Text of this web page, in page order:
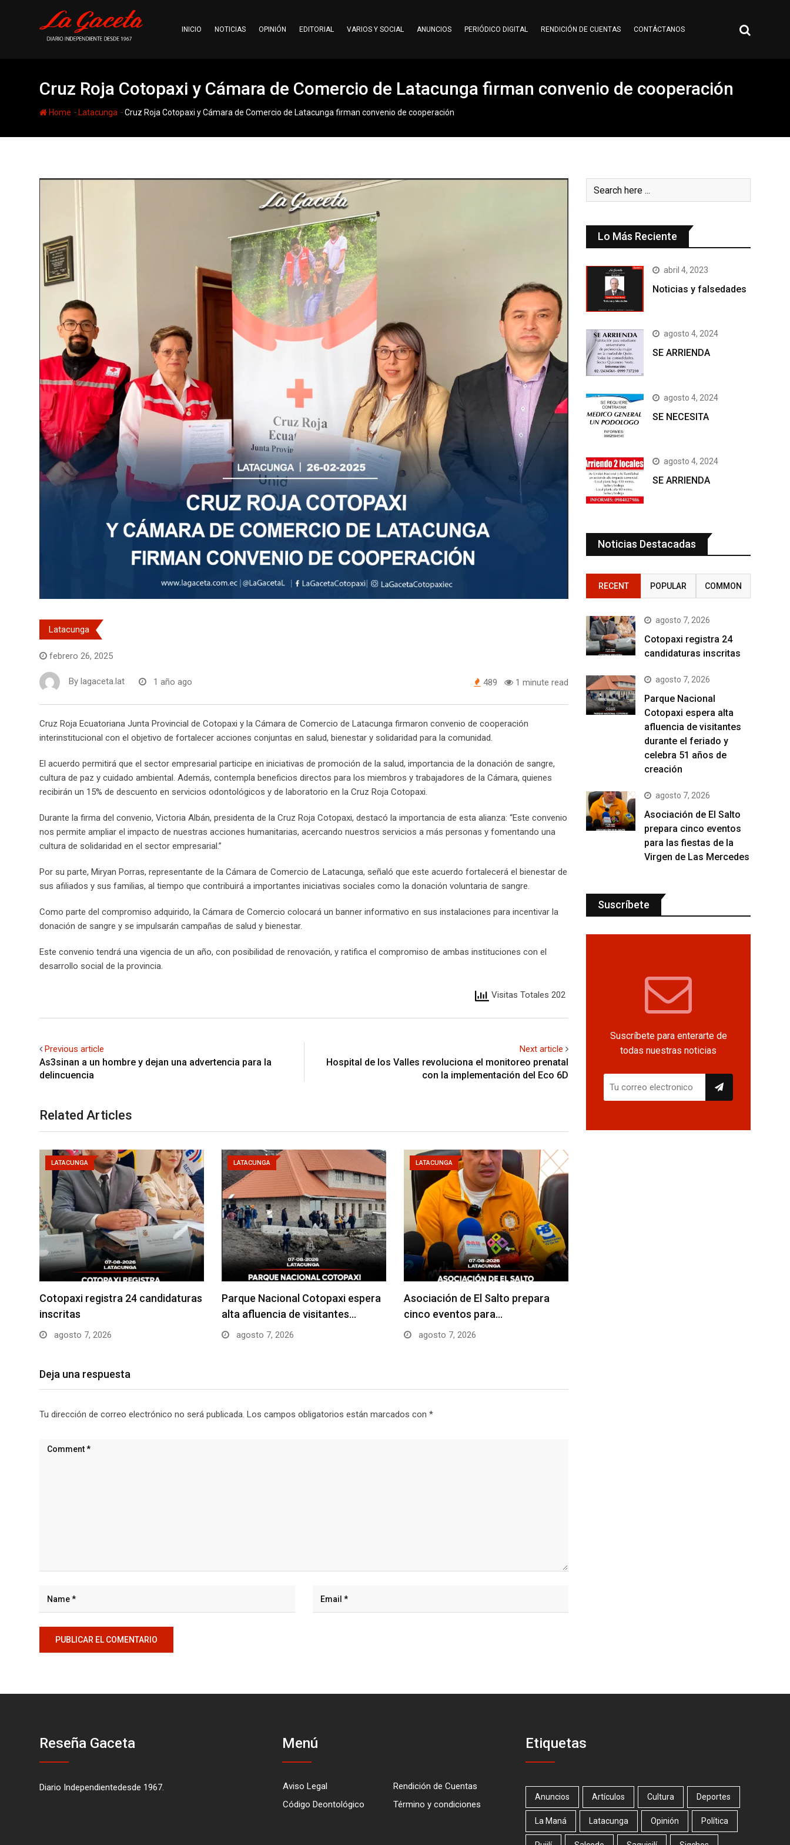
INICIO NOTICIAS OPINIÓN EDITORIAL VARIOS Y SOCIAL ANUNCIOS PERIÓDICO DIGITAL RENDICIÓN DE CUENTAS CONTÁCTANOS
Cruz Roja Cotopaxi y Cámara de Comercio de Latacunga firman convenio de cooperación
Home - Latacunga -Cruz Roja Cotopaxi y Cámara de Comercio de Latacunga firman convenio de cooperación
Latacunga
febrero 26, 2025
By lagaceta.lat 1 año ago 489 1 minute read
Cruz Roja Ecuatoriana Junta Provincial de Cotopaxi y la Cámara de Comercio de Latacunga firmaron convenio de cooperación
interinstitucional con el objetivo de fortalecer acciones conjuntas en salud, bienestar y solidaridad para la comunidad.
El acuerdo permitirá que el sector empresarial participe en iniciativas de promoción de la salud, importancia de la donación de sangre,
cultura de paz y cuidado ambiental. Además, contempla beneficios directos para los miembros y trabajadores de la Cámara, quienes
recibirán un 15% de descuento en servicios odontológicos y de laboratorio en la Cruz Roja Cotopaxi.
Durante la firma del convenio, Victoria Albán, presidenta de la Cruz Roja Cotopaxi, destacó la importancia de esta alianza: “Este convenio
nos permite ampliar el impacto de nuestras acciones humanitarias, acercando nuestros servicios a más personas y fomentando una
cultura de solidaridad en el sector empresarial.”
Por su parte, Miryan Porras, representante de la Cámara de Comercio de Latacunga, señaló que este acuerdo fortalecerá el bienestar de
sus afiliados y sus familias, al tiempo que contribuirá a importantes iniciativas sociales como la donación voluntaria de sangre.
Como parte del compromiso adquirido, la Cámara de Comercio colocará un banner informativo en sus instalaciones para incentivar la
donación de sangre y se impulsarán campañas de salud y bienestar.
Este convenio tendrá una vigencia de un año, con posibilidad de renovación, y ratifica el compromiso de ambas instituciones con el
desarrollo social de la provincia.
Visitas Totales 202
Previous article
As3sinan a un hombre y dejan una advertencia para la
delincuencia
Next article
Hospital de los Valles revoluciona el monitoreo prenatal
con la implementación del Eco 6D
Related Articles
LATACUNGA
Cotopaxi registra 24 candidaturas
inscritas
agosto 7, 2026
LATACUNGA
Parque Nacional Cotopaxi espera
alta afluencia de visitantes…
agosto 7, 2026
LATACUNGA
Asociación de El Salto prepara
cinco eventos para…
agosto 7, 2026
Deja una respuesta
Tu dirección de correo electrónico no será publicada. Los campos obligatorios están marcados con *
Lo Más Reciente
abril 4, 2023
Noticias y falsedades
agosto 4, 2024
SE ARRIENDA
agosto 4, 2024
SE NECESITA
agosto 4, 2024
SE ARRIENDA
Noticias Destacadas
RECENT POPULAR COMMON
agosto 7, 2026
Cotopaxi registra 24
candidaturas inscritas
agosto 7, 2026
Parque Nacional
Cotopaxi espera alta
afluencia de visitantes
durante el feriado y
celebra 51 años de
creación
agosto 7, 2026
Asociación de El Salto
prepara cinco eventos
para las fiestas de la
Virgen de Las Mercedes
Suscríbete
Suscríbete para enterarte de
todas nuestras noticias
Reseña Gaceta
Diario Independientedesde 1967.
Menú
Aviso Legal
Rendición de Cuentas
Código Deontológico
Término y condiciones
Etiquetas
Anuncios Artículos Cultura Deportes
La Maná Latacunga Opinión Política